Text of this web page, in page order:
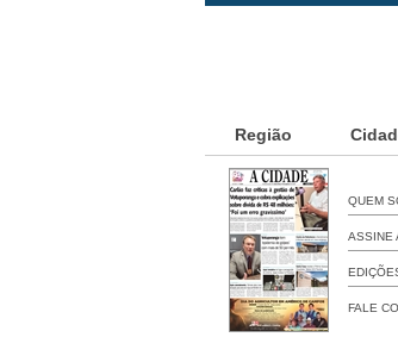
Região
QUEM
ASSINE
FALE